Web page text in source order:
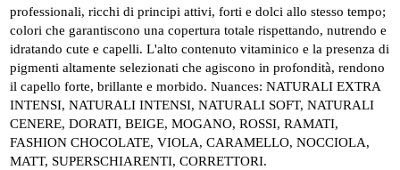
professionali, ricchi di principi attivi, forti e dolci allo stesso tempo;
colori che garantiscono una copertura totale rispettando, nutrendo e
idratando cute e capelli. L'alto contenuto vitaminico e la presenza di
pigmenti altamente selezionati che agiscono in profondità, rendono
il capello forte, brillante e morbido. Nuances: NATURALI EXTRA
INTENSI, NATURALI INTENSI, NATURALI SOFT, NATURALI
CENERE, DORATI, BEIGE, MOGANO, ROSSI, RAMATI,
FASHION CHOCOLATE, VIOLA, CARAMELLO, NOCCIOLA,
MATT, SUPERSCHIARENTI, CORRETTORI.